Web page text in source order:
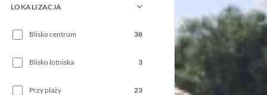
LOKALIZACJA
Blisko centrum 38
Blisko lotniska 3
Przy plaży 23